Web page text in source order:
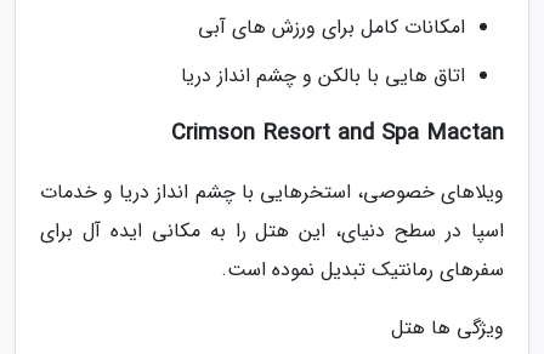
امکانات کامل برای ورزش های آبی
اتاق هایی با بالکن و چشم انداز دریا
Crimson Resort and Spa Mactan
ویلاهای خصوصی، استخرهایی با چشم انداز دریا و خدمات
اسپا در سطح دنیای، این هتل را به مکانی ایده آل برای
سفرهای رمانتیک تبدیل نموده است.
ویژگی ها هتل